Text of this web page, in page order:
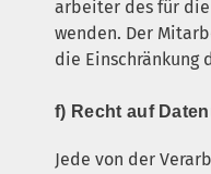
ar­bei­ter des für
wen­den. Der
die Ein­schrän­kung
f) Recht auf
Jede von der